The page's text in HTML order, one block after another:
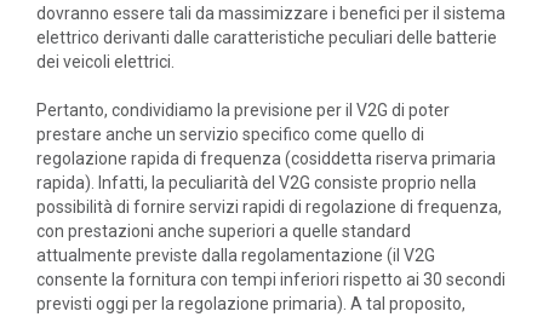
dovranno essere tali da massimizzare i benefici per il sistema
elettrico derivanti dalle caratteristiche peculiari delle batterie
dei veicoli elettrici.
Pertanto, condividiamo la previsione per il V2G di poter
prestare anche un servizio specifico come quello di
regolazione rapida di frequenza (cosiddetta riserva primaria
rapida). Infatti, la peculiarità del V2G consiste proprio nella
possibilità di fornire servizi rapidi di regolazione di frequenza,
con prestazioni anche superiori a quelle standard
attualmente previste dalla regolamentazione (il V2G
consente la fornitura con tempi inferiori rispetto ai 30 secondi
previsti oggi per la regolazione primaria). A tal proposito,